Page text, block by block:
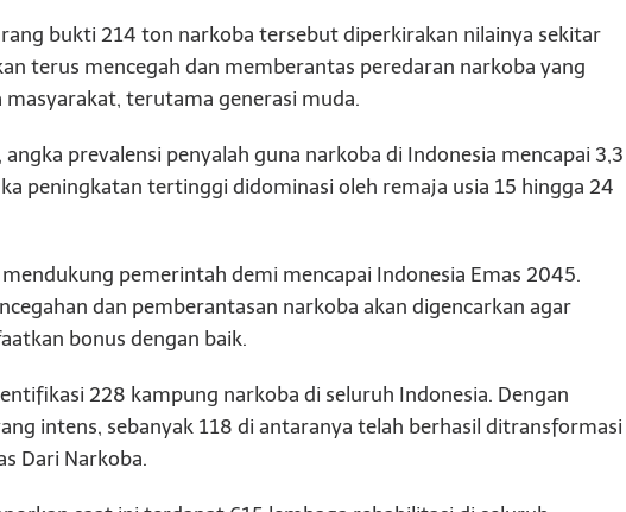
bukti 214 ton narkoba tersebut diperkirakan nilainya sekitar
terus mencegah dan memberantas peredaran narkoba yang
terutama generasi muda.
prevalensi penyalah guna narkoba di Indonesia mencapai 3,3
peningkatan tertinggi didominasi oleh remaja usia 15 hingga 24
pemerintah demi mencapai Indonesia Emas 2045.
dan pemberantasan narkoba akan digencarkan agar
bonus dengan baik.
228 kampung narkoba di seluruh Indonesia. Dengan
intens, sebanyak 118 di antaranya telah berhasil ditransformasi
Dari Narkoba.